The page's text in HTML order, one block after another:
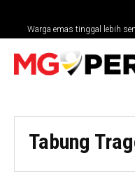
Warga emas tinggal lebih
Tabung